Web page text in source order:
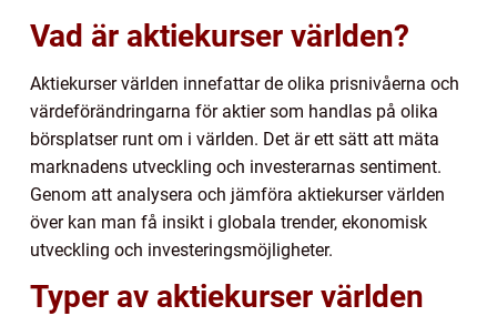
Vad är aktiekurser världen?
Aktiekurser världen innefattar de olika prisnivåerna och
värdeförändringarna för aktier som handlas på olika
börsplatser runt om i världen. Det är ett sätt att mäta
marknadens utveckling och investerarnas sentiment.
Genom att analysera och jämföra aktiekurser världen
över kan man få insikt i globala trender, ekonomisk
utveckling och investeringsmöjligheter.
Typer av aktiekurser världen